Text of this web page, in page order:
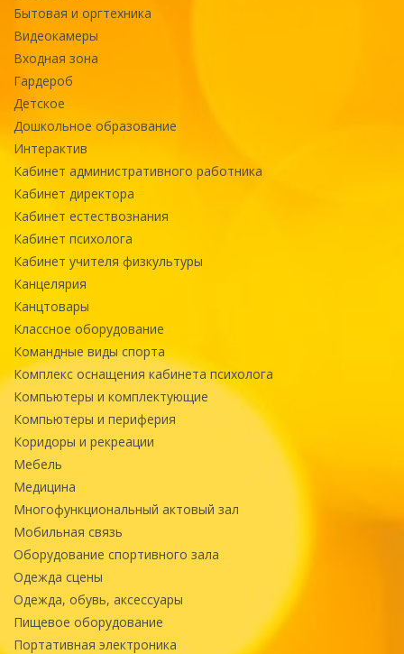
Бытовая и оргтехника
Видеокамеры
Входная зона
Гардероб
Детское
Дошкольное образование
Интерактив
Кабинет административного работника
Кабинет директора
Кабинет естествознания
Кабинет психолога
Кабинет учителя физкультуры
Канцелярия
Канцтовары
Классное оборудование
Командные виды спорта
Комплекс оснащения кабинета психолога
Компьютеры и комплектующие
Компьютеры и периферия
Коридоры и рекреации
Мебель
Медицина
Многофункциональный актовый зал
Мобильная связь
Оборудование спортивного зала
Одежда сцены
Одежда, обувь, аксессуары
Пищевое оборудование
Портативная электроника